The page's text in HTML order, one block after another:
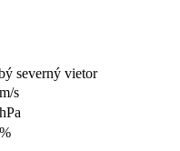
severný vietor
m/s
hPa
%